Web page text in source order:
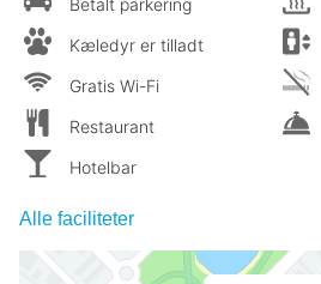
Betalt parkering
Kæledyr er tilladt
Gratis Wi-Fi
Restaurant
Hotelbar
Alle faciliteter